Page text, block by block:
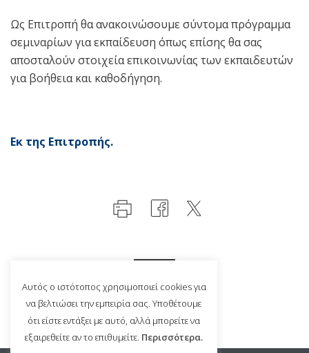
Ως Επιτροπή θα ανακοινώσουμε σύντομα πρόγραμμα
σεμιναρίων για εκπαίδευση όπως επίσης θα σας
αποσταλούν στοιχεία επικοινωνίας των εκπαιδευτών
για βοήθεια και καθοδήγηση.
Εκ της Επιτροπής.
Αυτός ο ιστότοπος χρησιμοποιεί cookies για
να βελτιώσει την εμπειρία σας. Υποθέτουμε
ότι είστε εντάξει με αυτό, αλλά μπορείτε να
εξαιρεθείτε αν το επιθυμείτε. Περισσότερα.